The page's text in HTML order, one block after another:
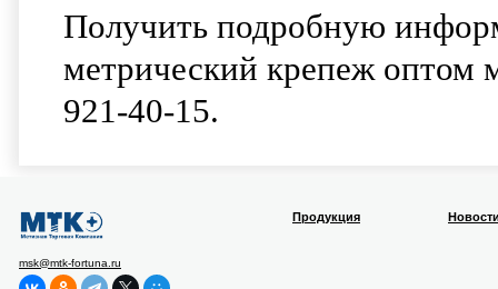
Получить подробную
метрический крепеж оптом
921-40-15.
msk@mtk-fortuna.ru
Продукция